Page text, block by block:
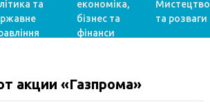
та
економіка,
бізнес та
фінанси
Мистецтво
та розваги
акции «Газпрома»